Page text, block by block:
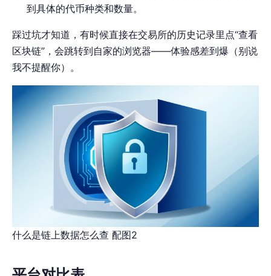
到具体的代币种类和数量。
踩过坑才知道，有时候直接在交易所的历史记录里点“查看
区块链”，会跳转到自家的浏览器——体验感差到爆（别说
我不提醒你）。
什么是链上数据怎么查 配图2